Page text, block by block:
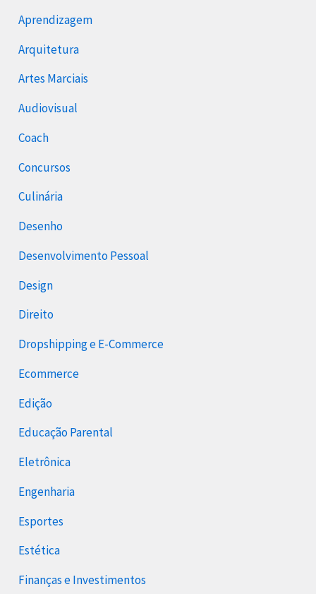
Aprendizagem
Arquitetura
Artes Marciais
Audiovisual
Coach
Concursos
Culinária
Desenho
Desenvolvimento Pessoal
Design
Direito
Dropshipping e E-Commerce
Ecommerce
Edição
Educação Parental
Eletrônica
Engenharia
Esportes
Estética
Finanças e Investimentos